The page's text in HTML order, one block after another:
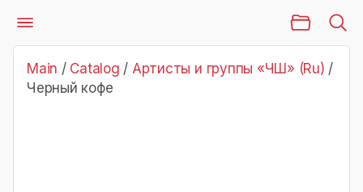
Catalog
Артисты и группы «ЧШ» (Ru)
Черный кофе
Main / Catalog / Артисты и группы «ЧШ» (Ru) /
Черный кофе